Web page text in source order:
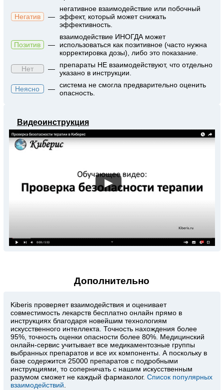
Негатив —
негативное взаимодействие или побочный
эффект, который может снижать
эффективность.
Позитив —
взаимодействие ИНОГДА может
использоваться как позитивное (часто нужна
корректировка дозы), либо это показание.
Нет
—
препараты НЕ взаимодействуют, что отдельно
указано в инструкции.
Неясно
— система не смогла предварительно оценить
опасность.
Видеоинструкция
▶
Дополнительно
Kiberis проверяет взаимодействия и оценивает
совместимость лекарств бесплатно онлайн прямо в
инструкциях благодаря новейшим технологиям
искусственного интеллекта. Точность нахождения более
95%, точность оценки опасности более 80%. Медицинский
онлайн-сервис учитывает все медикаментозные группы
выбранных препаратов и все их компоненты. А поскольку в
базе содержится 25000 препаратов с подробными
инструкциями, то соперничать с нашим искусственным
разумом сможет не каждый фармаколог.Список популярных
взаимодействий.